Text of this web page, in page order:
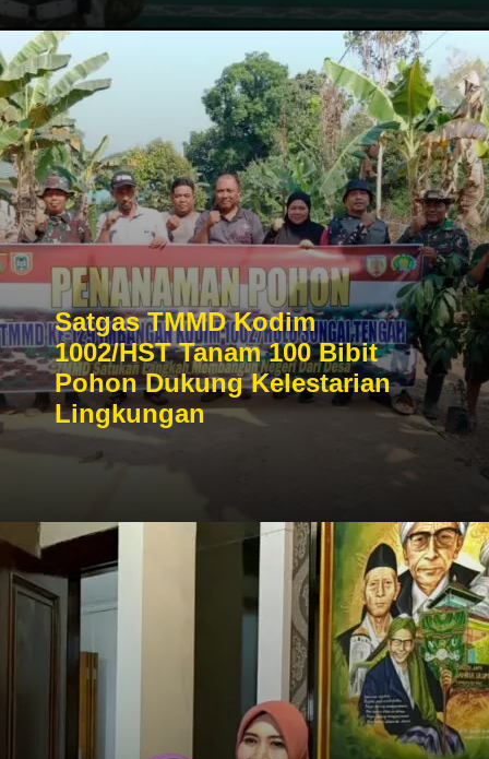
Satgas TMMD Kodim
1002/HST Tanam 100 Bibit
Pohon Dukung Kelestarian
Lingkungan